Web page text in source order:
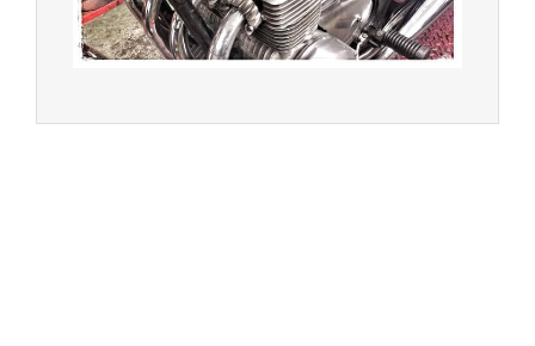
- Concessionnaire Voge - Concessionnaire
Multimarques
agence conseil en communication digitale